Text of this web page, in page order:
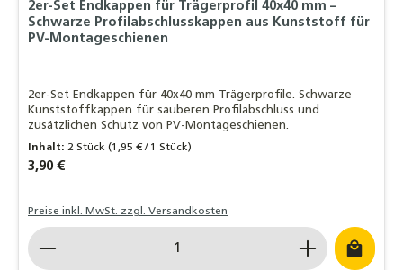
2er-Set Endkappen für Trägerprofil 40x40 mm –
Schwarze Profilabschlusskappen aus Kunststoff für
PV-Montageschienen
2er-Set Endkappen für 40x40 mm Trägerprofile. Schwarze
Kunststoffkappen für sauberen Profilabschluss und
zusätzlichen Schutz von PV-Montageschienen.
Inhalt:2 Stück(1,95 € / 1 Stück)
Regulärer Preis:
3,90 €
Preise inkl. MwSt. zzgl. Versandkosten
Produkt Anzahl: Gib den gewünschten Wert